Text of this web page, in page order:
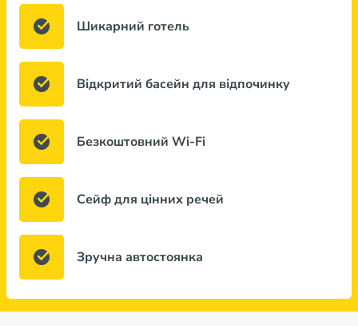
Шикарний готель
Відкритий басейн для відпочинку
Безкоштовний Wi-Fi
Сейф для цінних речей
Зручна автостоянка